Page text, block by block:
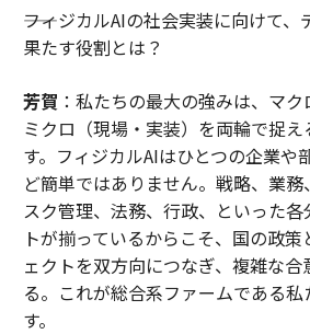
――フィジカルAIの社会実装に向けて
果たす役割とは？
芳賀 ：私たちの最大の強みは、マ
ミクロ（現場・実装）を両輪で捉
す。フィジカルAIはひとつの企業や
ど簡単ではありません。戦略、業務
スク管理、法務、行政、といった
トが揃っているからこそ、国の政
ェクトを双方向につなぎ、複雑な
る。これが総合系ファームである
す。